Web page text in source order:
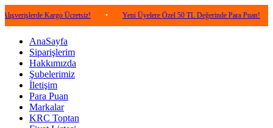
Kargo Ücretsiz! • Yeni Üyelere Özel 50 TL Değerinde Para Puan! •
AnaSayfa
Siparişlerim
Hakkımızda
Şubelerimiz
İletişim
Para Puan
Markalar
KRC Toptan